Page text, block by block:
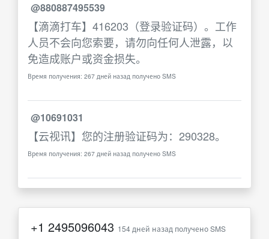
@880887495539
【滴滴打车】416203（登录验证码）。工作
人员不会向您索要，请勿向任何人泄露，以
免造成账户或资金损失。
Время получения: 267 дней назад получено SMS
@10691031
【云视讯】您的注册验证码为：290328。
Время получения: 267 дней назад получено SMS
+1 2495096043 154 дней назад получено SMS